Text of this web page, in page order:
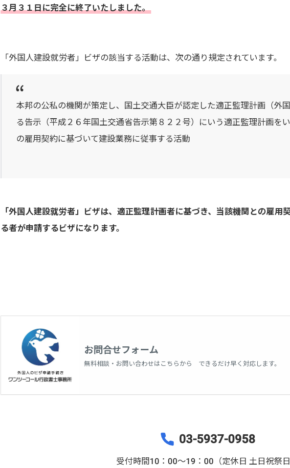
３月３１日に完全に終了いたしました。
「外国人建設就労者」ビザの該当する活動は、次の通り規定されています。
本邦の公私の機関が策定し、国土交通大臣が認定した適正監理計画（外
る告示（平成２６年国土交通省告示第８２２号）にいう適正監理計画を
の雇用契約に基づいて建設業務に従事する活動
「外国人建設就労者」ビザは、適正監理計画者に基づき、当該機関との雇用
る者が申請するビザになります。
お問合せフォーム
無料相談・お問い合わせはこちらから できるだけ早く対応します。
03-5937-0958
受付時間10：00～19：00（定休日 土日祝祭日